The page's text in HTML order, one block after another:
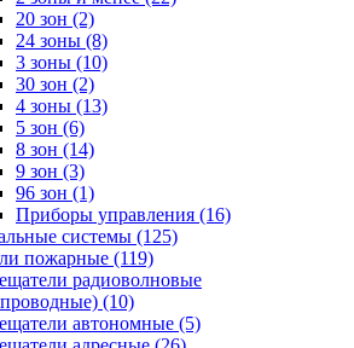
20 зон (2)
24 зоны (8)
3 зоны (10)
30 зон (2)
4 зоны (13)
5 зон (6)
8 зон (14)
9 зон (3)
96 зон (1)
Приборы управления (16)
системы (125)
пожарные (119)
радиоволновые
(10)
автономные (5)